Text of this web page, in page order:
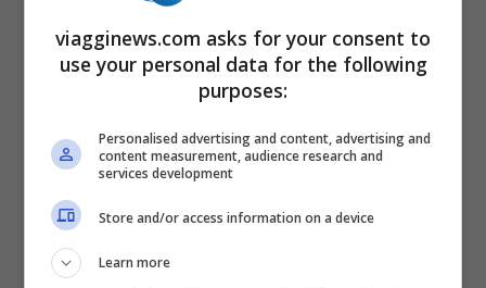
Se questo è un prodotto che noi
conosciamo molto bene, c’è una
popolazione europeache
non si vende perché la migliore in assoluto
è proprio quella del rubinetto.
Reykjavik, la capitale europea
viagginews.com asks for your consent to
use your personal data for the following
purposes:
Personalised advertising and content, advertising and
content measurement, audience research and
services development
Store and/or access information on a device
Learn more